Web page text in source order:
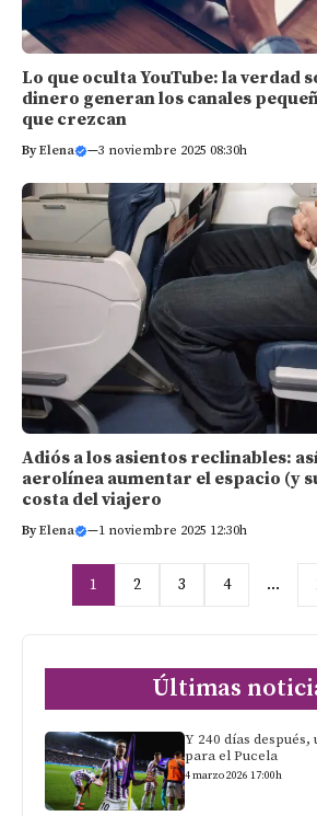
Lo que oculta YouTube: la verdad
dinero generan los canales
que crezcan
ByElena —3 noviembre 2025 08:30h
Adiós a los asientos reclinables:
aerolínea aumentar el espacio (y
costa del viajero
ByElena —1 noviembre 2025 12:30h
1 2 3 4 …
Últimas
Y 240 días
para el Pucela
4 marzo 2026 17:00h